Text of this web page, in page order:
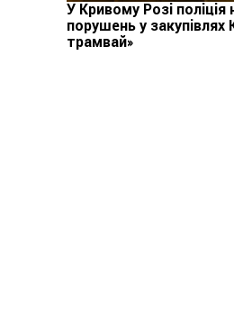
У Кривому Розі поліція
порушень у
трамвай»